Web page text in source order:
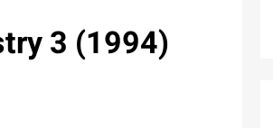
3 (1994)